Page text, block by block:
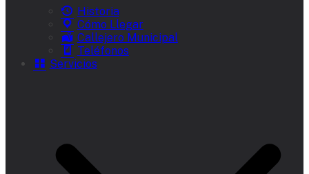
Historia
Cómo Llegar
Callejero Municipal
Teléfonos
Servicios